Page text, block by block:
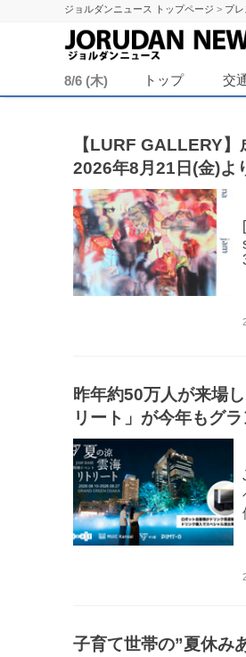
ジョルダンニュース トップページ > プ
8/6 (木) トップ 交
【LURF GALLERY
2026年8月21日(金)よ
て開催
昨年約50万人が来場
リート」が今年もグ
子育て世帯の”夏休み